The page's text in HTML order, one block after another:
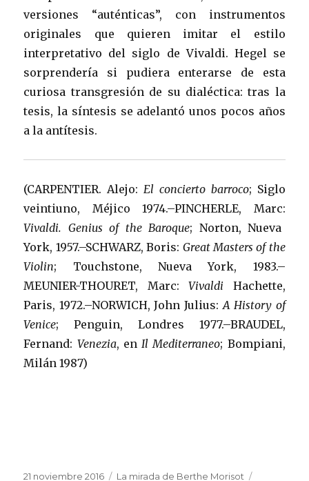
versiones “auténticas”, con instrumentos
originales que quieren imitar el estilo
interpretativo del siglo de Vivaldi. Hegel se
sorprendería si pudiera enterarse de esta
curiosa transgresión de su dialéctica: tras la
tesis, la síntesis se adelantó unos pocos años
a la antítesis.
(CARPENTIER. Alejo: El concierto barroco; Siglo
veintiuno, Méjico 1974.–PINCHERLE, Marc:
Vivaldi. Genius of the Baroque; Norton, Nueva
York, 1957.–SCHWARZ, Boris: Great Masters of the
Violin; Touchstone, Nueva York, 1983.–
MEUNIER-THOURET, Marc:Vivaldi Hachette,
Paris, 1972.–NORWICH, John Julius: A History of
Venice; Penguin, Londres 1977.–BRAUDEL,
Fernand: Venezia, enIl Mediterraneo; Bompiani,
Milán 1987)
Publicado
21 noviembre 2016 Categorías
La mirada de Berthe Morisot